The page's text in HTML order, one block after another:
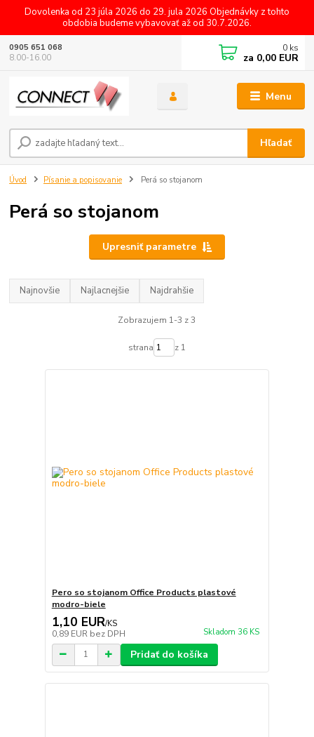
Dovolenka od 23 júla 2026 do 29. jula 2026 Objednávky z tohto
obdobia budeme vybavovať až od 30.7.2026.
Menu
Hľadať
0905 651 068
8.00-16.00
0 ks
za 0,00 EUR
Úvod Písanie a popisovanie Perá so stojanom
Perá so stojanom
Upresniť parametre
Najnovšie Najlacnejšie Najdrahšie
Zobrazujem 1-3 z 3
strana z 1
Pero so stojanom Office Products plastové
modro-biele
1,10 EUR/KS
0,89 EUR bez DPH Skladom 36 KS
Pridať do košíka